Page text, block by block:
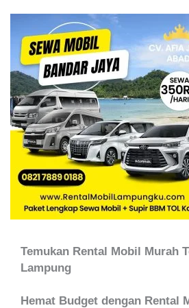
Temukan Rental Mobil Murah
Lampung
Hemat Budget dengan Rental